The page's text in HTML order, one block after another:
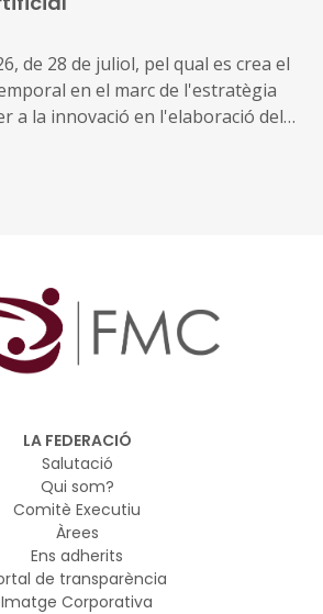
de 28 de juliol, pel qual es crea el
en el marc de l'estratègia
a la innovació en l'elaboració del
LA FEDERACIÓ
Salutació
Qui som?
Comitè Executiu
Àrees
Ens adherits
de transparència
Imatge Corporativa